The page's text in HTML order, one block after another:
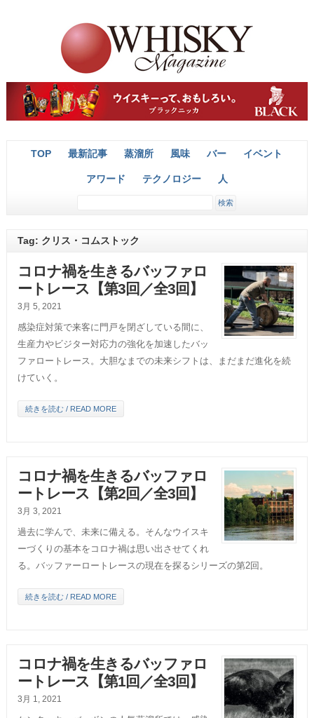
TOP 最新記事 蒸溜所 風味 バー イベント
アワード テクノロジー 人
Tag: クリス・コムストック
コロナ禍を生きるバッファロ
ートレース【第3回／全3回】
3月 5, 2021
感染症対策で来客に門戸を閉ざしている間に、
生産力やビジター対応力の強化を加速したバッ
ファロートレース。大胆なまでの未来シフトは、まだまだ進化を続
けていく。
続きを読む / READ MORE
コロナ禍を生きるバッファロ
ートレース【第2回／全3回】
3月 3, 2021
過去に学んで、未来に備える。そんなウイスキ
ーづくりの基本をコロナ禍は思い出させてくれ
る。バッファーロートレースの現在を探るシリーズの第2回。
続きを読む / READ MORE
コロナ禍を生きるバッファロ
ートレース【第1回／全3回】
3月 1, 2021